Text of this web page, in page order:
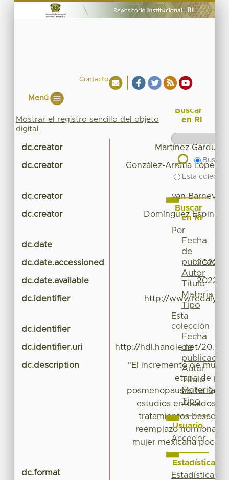
Contacto
Menú
Mostrar el registro sencillo del objeto
digital
dc.creator Martínez
dc.creator González-Arratia López-
dc.creator van
dc.creator Domínguez
dc.date
dc.date.accessioned 2022-
dc.date.available 2022-
dc.identifier
http://
dc.identifier
dc.identifier.uri http://hdl.handle.net/
dc.description
"El incremento de
etapa de
posmenopausia, ha
estudios enfocados
tratamientos basados
reemplazo hormonal;
mujer mexicana poco
dc.format
Buscar
en RI
Buscar
Esta
Buscar
en RI
Por
Fecha
de
publicación
Autor
Título
Materia
Tipo
Esta
colección
Fecha
de
publicación
Autor
Título
Materia
Tipo
Usuario
Acceder
Estadísticas
Estadísticas